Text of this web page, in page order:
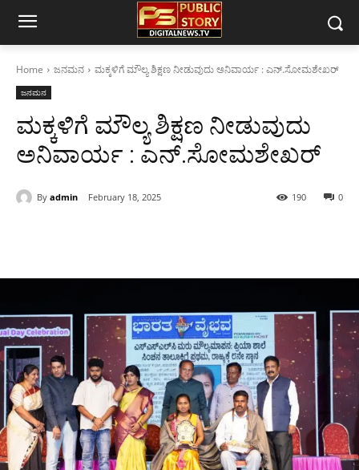
Home ಜನಮನ ಮಕ್ಕಳಿಗೆ ಮೌಲ್ಯ ಶಿಕ್ಷಣ ನೀಡುವುದು ಅನಿವಾರ್ಯ : ಎನ್.ಸೋಮಶೇಖರ್
ಜನಮನ
ಮಕ್ಕಳಿಗೆ ಮೌಲ್ಯ ಶಿಕ್ಷಣ ನೀಡುವುದು
ಅನಿವಾರ್ಯ : ಎನ್.ಸೋಮಶೇಖರ್
By admin February 18, 2025 0
190